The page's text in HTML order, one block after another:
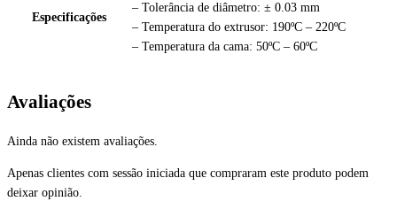
Especificações
– Tolerância de diâmetro: ± 0.03 mm
– Temperatura do extrusor: 190ºC – 220ºC
– Temperatura da cama: 50ºC – 60ºC
Avaliações
Ainda não existem avaliações.
Apenas clientes com sessão iniciada que compraram este produto podem
deixar opinião.